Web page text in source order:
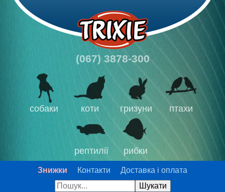
(067) 3878-300
собаки коти гризуни птахи
рептилії рибки
Знижки Контакти Доставка і оплата